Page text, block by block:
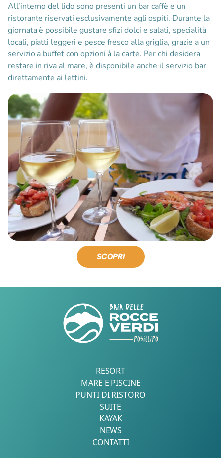
All’interno del lido sono presenti un bar caffè e un
ristorante riservati esclusivamente agli ospiti. Durante la
giornata è possibile gustare sfizi dolci e salati, specialità
locali, piatti leggeri e pesce fresco alla griglia, grazie a un
servizio a buffet con opzioni à la carte. Per chi desidera
restare in riva al mare, è disponibile anche il servizio bar
direttamente ai lettini.
SCOPRI
RESORT
MARE E PISCINE
PUNTI DI RISTORO
SUITE
KAYAK
NEWS
CONTATTI